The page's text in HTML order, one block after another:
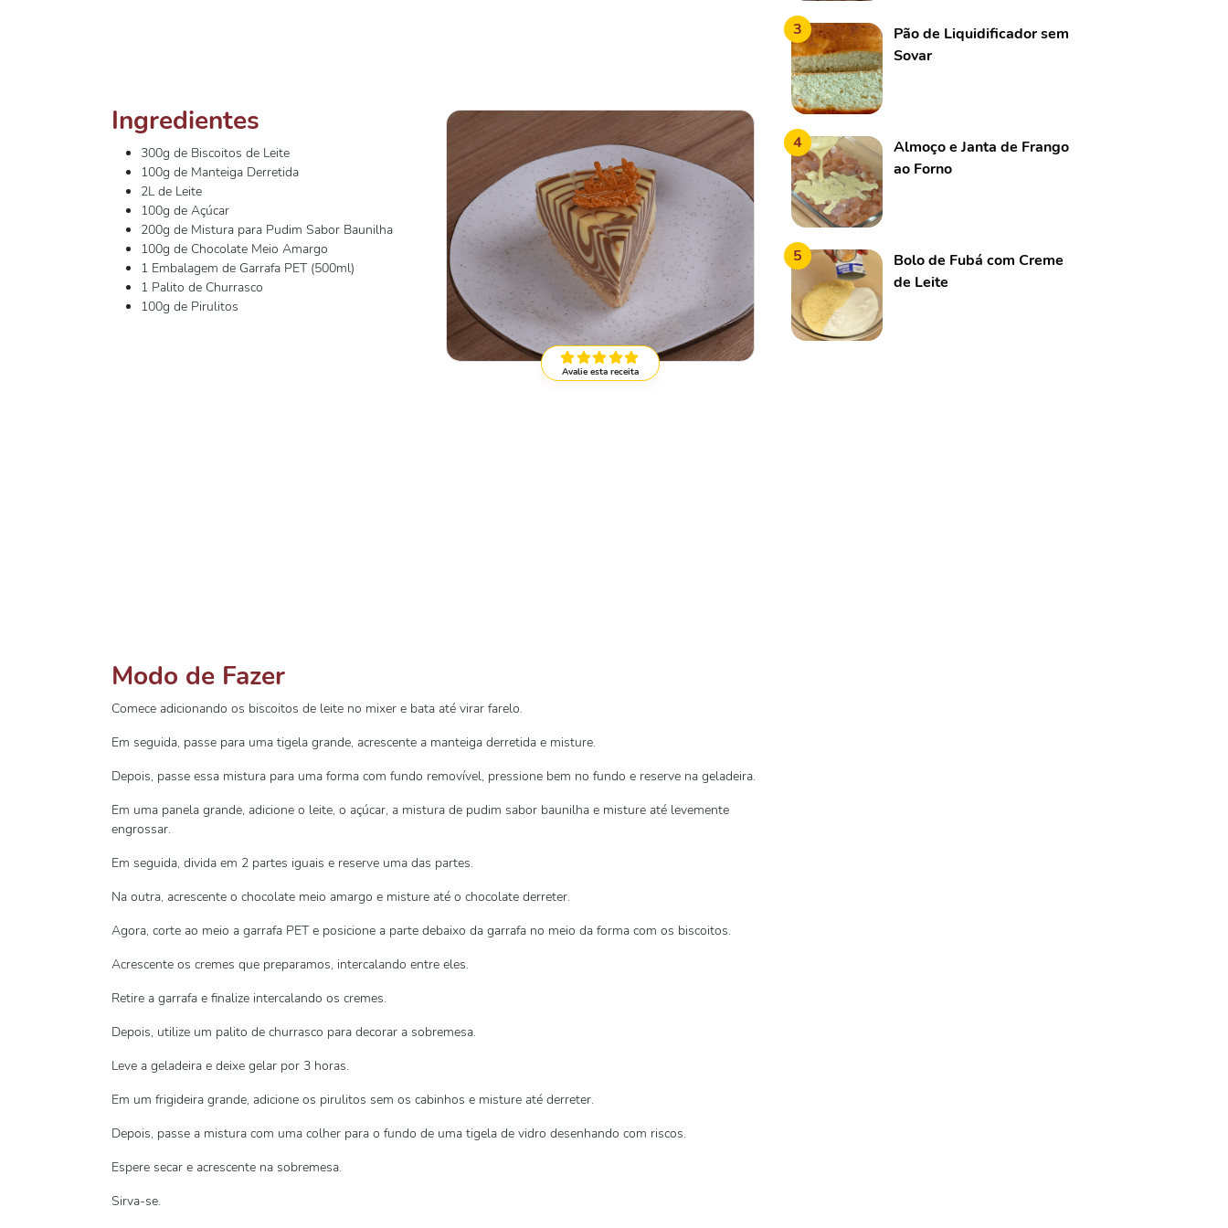
Avalie esta receita
Ingredientes
300g de Biscoitos de Leite
100g de Manteiga Derretida
2L de Leite
100g de Açúcar
200g de Mistura para Pudim Sabor Baunilha
100g de Chocolate Meio Amargo
1 Embalagem de Garrafa PET (500ml)
1 Palito de Churrasco
100g de Pirulitos
Modo de Fazer
Comece adicionando os biscoitos de leite no mixer e bata até virar farelo.
Em seguida, passe para uma tigela grande, acrescente a manteiga derretida e misture.
Depois, passe essa mistura para uma forma com fundo removível, pressione bem no fundo e reserve na geladeira.
Em uma panela grande, adicione o leite, o açúcar, a mistura de pudim sabor baunilha e misture até levemente
engrossar.
Em seguida, divida em 2 partes iguais e reserve uma das partes.
Na outra, acrescente o chocolate meio amargo e misture até o chocolate derreter.
Agora, corte ao meio a garrafa PET e posicione a parte debaixo da garrafa no meio da forma com os biscoitos.
Acrescente os cremes que preparamos, intercalando entre eles.
Retire a garrafa e finalize intercalando os cremes.
Depois, utilize um palito de churrasco para decorar a sobremesa.
Leve a geladeira e deixe gelar por 3 horas.
Em um frigideira grande, adicione os pirulitos sem os cabinhos e misture até derreter.
Depois, passe a mistura com uma colher para o fundo de uma tigela de vidro desenhando com riscos.
Espere secar e acrescente na sobremesa.
Sirva-se.
3
Pão de Liquidificador sem
Sovar
4
Almoço e Janta de Frango
ao Forno
5
Bolo de Fubá com Creme
de Leite